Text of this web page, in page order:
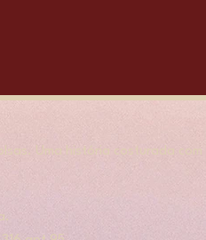
Uma história costurada com